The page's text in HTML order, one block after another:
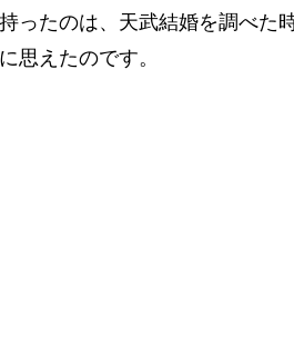
ったのは、天武結婚を調べた
思えたのです。